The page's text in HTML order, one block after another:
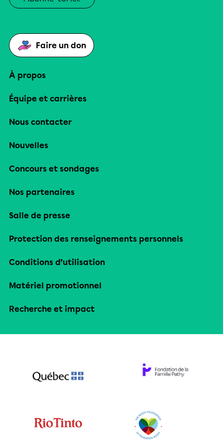
Faire un don
À propos
Équipe et carrières
Nous contacter
Nouvelles
Concours et sondages
Nos partenaires
Salle de presse
Protection des renseignements personnels
Conditions d’utilisation
Matériel promotionnel
Recherche et impact